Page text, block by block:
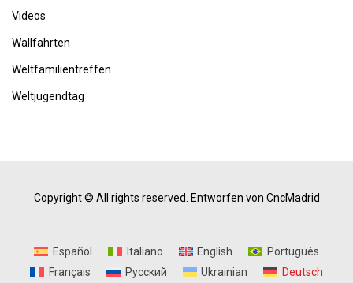
Videos
Wallfahrten
Weltfamilientreffen
Weltjugendtag
Copyright © All rights reserved. Entworfen von CncMadrid
Español Italiano English
Português
Français
Русский Ukrainian Deutsch